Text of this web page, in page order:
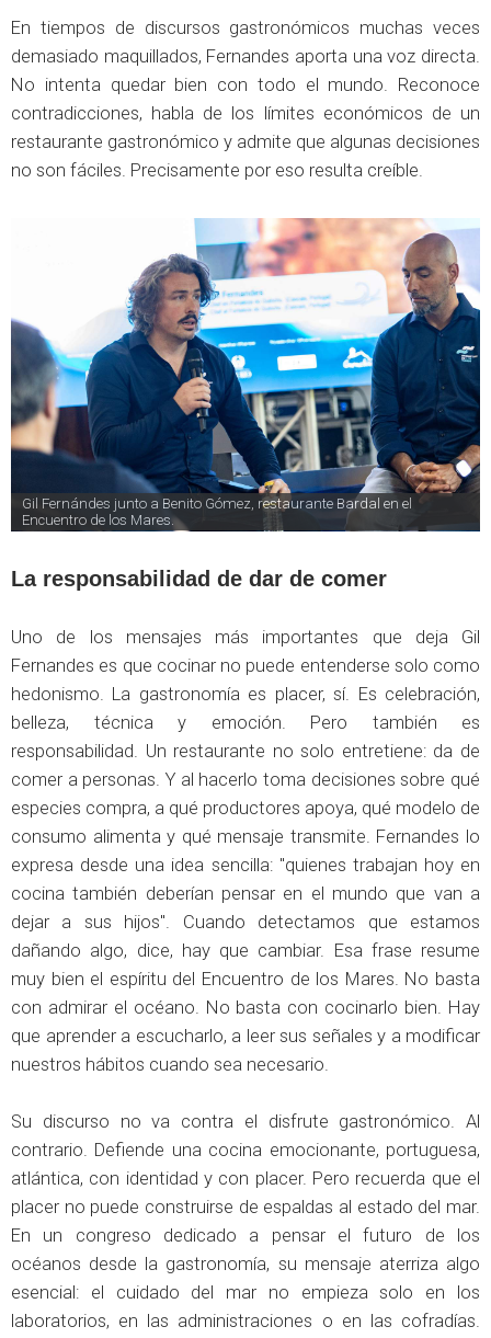
En tiempos de discursos gastronómicos muchas veces
demasiado maquillados, Fernandes aporta una voz directa.
No intenta quedar bien con todo el mundo. Reconoce
contradicciones, habla de los límites económicos de un
restaurante gastronómico y admite que algunas decisiones
no son fáciles. Precisamente por eso resulta creíble.
Gil Fernándes junto a Benito Gómez, restaurante Bardal en el
Encuentro de los Mares.
La responsabilidad de dar de comer
Uno de los mensajes más importantes que deja Gil
Fernandes es que cocinar no puede entenderse solo como
hedonismo. La gastronomía es placer, sí. Es celebración,
belleza, técnica y emoción. Pero también es
responsabilidad. Un restaurante no solo entretiene: da de
comer a personas. Y al hacerlo toma decisiones sobre qué
especies compra, a qué productores apoya, qué modelo de
consumo alimenta y qué mensaje transmite. Fernandes lo
expresa desde una idea sencilla: "quienes trabajan hoy en
cocina también deberían pensar en el mundo que van a
dejar a sus hijos". Cuando detectamos que estamos
dañando algo, dice, hay que cambiar. Esa frase resume
muy bien el espíritu del Encuentro de los Mares. No basta
con admirar el océano. No basta con cocinarlo bien. Hay
que aprender a escucharlo, a leer sus señales y a modificar
nuestros hábitos cuando sea necesario.
Su discurso no va contra el disfrute gastronómico. Al
contrario. Defiende una cocina emocionante, portuguesa,
atlántica, con identidad y con placer. Pero recuerda que el
placer no puede construirse de espaldas al estado del mar.
En un congreso dedicado a pensar el futuro de los
océanos desde la gastronomía, su mensaje aterriza algo
esencial: el cuidado del mar no empieza solo en los
laboratorios, en las administraciones o en las cofradías.